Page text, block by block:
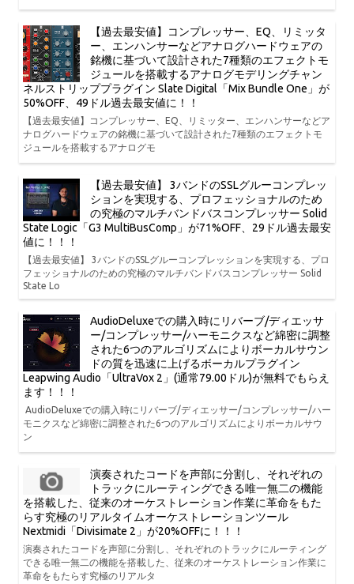
【過去最安値】コンプレッサー、EQ、リミッタ
ー、エンハンサーなどアナログハードウェアの
銘機に基づいて設計された7種類のエフェクトモ
ジュールを搭載するアナログモデリングチャン
ネルストリッププラグイン Slate Digital「Mix Bundle One」が
50%OFF、49ドル過去最安値に！！
【過去最安値】コンプレッサー、EQ、リミッター、エンハンサーなどア
ナログハードウェアの銘機に基づいて設計された7種類のエフェクトモ
ジュールを搭載するアナログモ
【過去最安値】 3バンドのSSLグルーコンプレッ
ションを実現する、プロフェッショナルのため
の究極のマルチバンドバスコンプレッサー Solid
State Logic「G3 MultiBusComp」が71%OFF、29ドル過去最安
値に！！！
【過去最安値】 3バンドのSSLグルーコンプレッションを実現する、プロ
フェッショナルのための究極のマルチバンドバスコンプレッサー Solid
State Lo
AudioDeluxeでの購入時にリバーブ/ディエッサ
ー/コンプレッサー/ハーモニクスなど綿密に調整
された6つのアルゴリズムによりボーカルサウン
ドの質を迅速に上げるボーカルプラグイン
Leapwing Audio「UltraVox 2」(通常79.00ドル)が無料でもらえ
ます！！！
AudioDeluxeでの購入時にリバーブ/ディエッサー/コンプレッサー/ハー
モニクスなど綿密に調整された6つのアルゴリズムによりボーカルサウ
ン
演奏されたコードを声部に分割し、それぞれの
トラックにルーティングできる唯一無二の機能
を搭載した、従来のオーケストレーション作業に革命をもた
らす究極のリアルタイムオーケストレーションツール
Nextmidi「Divisimate 2」が20%OFFに！！！
演奏されたコードを声部に分割し、それぞれのトラックにルーティング
できる唯一無二の機能を搭載した、従来のオーケストレーション作業に
革命をもたらす究極のリアルタ